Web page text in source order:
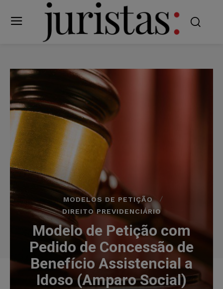
MODELOS DE PETIÇÃO
DIREITO PREVIDENCIÁRIO
Modelo de Petição com
Pedido de Concessão de
Benefício Assistencial a
Idoso (Amparo Social)